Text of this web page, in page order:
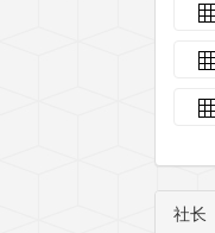
社长